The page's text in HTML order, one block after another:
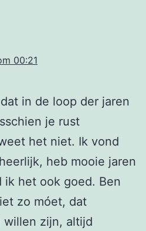
00:21
in de loop der jaren
je rust
het niet. Ik vond
heb mooie jaren
ik het ook goed. Ben
zo móet, dat
willen zijn, altijd